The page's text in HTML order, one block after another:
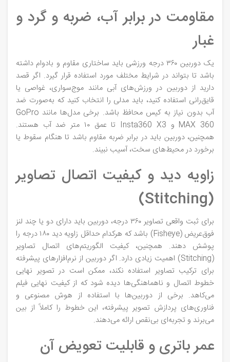
مقاومت در برابر آب، ضربه و گرد و
غبار
یک دوربین ۳۶۰ درجه ورزشی باید ساختاری مقاوم و بادوام داشته
باشد تا بتواند در شرایط مختلف مورد استفاده قرار گیرد. اگر قصد
دارید از دوربین در ورزش‌های آبی مانند موج‌سواری، غواصی یا
قایق‌رانی استفاده کنید، باید مدلی را انتخاب کنید که به‌صورت ضد
آب بدون نیاز به کیس محافظ باشد. برخی مدل‌ها مانند GoPro
MAX 360 و Insta360 X3 تا عمق ۱۰ متر ضد آب هستند.
همچنین، دوربین باید در برابر ضربه مقاوم باشد تا هنگام سقوط یا
برخورد در محیط‌های سخت، آسیب نبیند.
زاویه دید و کیفیت اتصال تصاویر
(Stitching)
برای ثبت واقعی تصاویر ۳۶۰ درجه، دوربین باید دارای دو یا چند لنز
فوق‌عریض (Fisheye) باشد که هرکدام حداقل زاویه دید ۱۸۰ درجه را
پوشش دهند. همچنین، کیفیت الگوریتم‌های اتصال تصاویر
(Stitching) اهمیت زیادی دارد. اگر دوربین از نرم‌افزارهای پیشرفته
برای ترکیب تصاویر استفاده نکند، ممکن است در تصویر نهایی
خطوط اتصال و ناهماهنگی‌ها دیده شود که از کیفیت نهایی فیلم
می‌کاهد. برخی از دوربین‌ها با استفاده از هوش مصنوعی و
فناوری‌های پردازش تصویر پیشرفته، این خطوط را کاملاً از بین
می‌برند و تجربه‌ای بی‌نقص ارائه می‌دهند.
عمر باتری و قابلیت تعویض آن